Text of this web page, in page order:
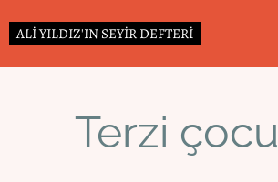
ALİ YILDIZ'IN SEYİR DEFTERİ
Terzi